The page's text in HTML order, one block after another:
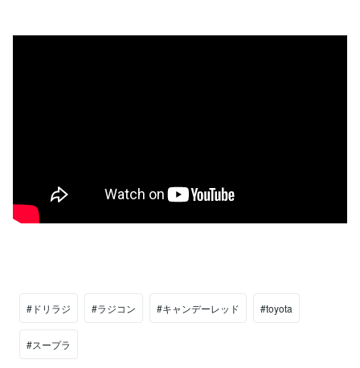
#ドリラジ #ラジコン #キャンデーレッド #toyota
#スープラ